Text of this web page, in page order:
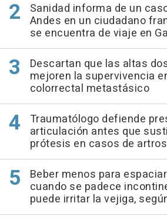
Sanidad informa de un
Andes en un ciudadano
se encuentra de viaje en
Descartan que las altas
mejoren la supervivencia
colorrectal metastásico
Traumatólogo defiende
articulación antes que
prótesis en casos de
Beber menos para
cuando se padece
puede irritar la vejiga,